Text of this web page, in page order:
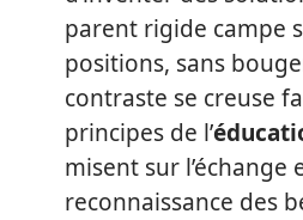
parent rigide campe
positions, sans
contraste se creuse
principes de l’
misent sur l’échange
reconnaissance des